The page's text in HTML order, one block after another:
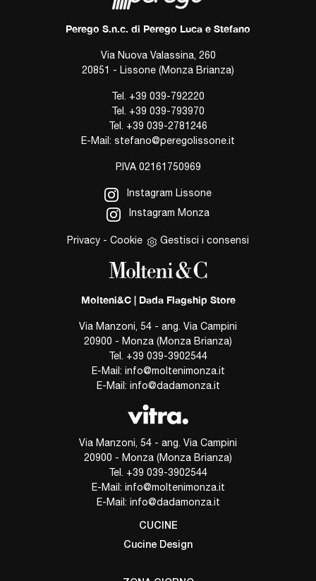
Perego S.n.c. di Perego Luca e Stefano
Via Nuova Valassina, 260
20851 - Lissone (Monza Brianza)
Tel. +39 039-792220
Tel. +39 039-793970
Tel. +39 039-2781246
E-Mail: stefano@peregolissone.it
P.IVA 02161750969
Instagram Lissone
Instagram Monza
Privacy - Cookie Gestisci i consensi
Molteni&C | Dada Flagship Store
Via Manzoni, 54 - ang. Via Campini
20900 - Monza (Monza Brianza)
Tel. +39 039-3902544
E-Mail: info@moltenimonza.it
E-Mail: info@dadamonza.it
Via Manzoni, 54 - ang. Via Campini
20900 - Monza (Monza Brianza)
Tel. +39 039-3902544
E-Mail: info@moltenimonza.it
E-Mail: info@dadamonza.it
CUCINE
Cucine Design